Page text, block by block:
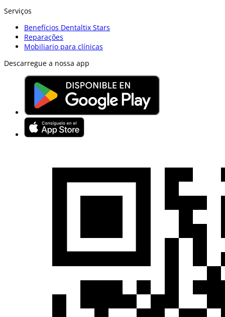
Serviços
Benefícios Dentaltix Stars
Reparações
Mobiliario para clínicas
Descarregue a nossa app